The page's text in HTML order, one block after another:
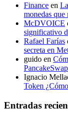
Finance en
monedas que
McDVOICE
significativo
Rafael Farías
secreta en
guido en
Ignacio
Token
Entradas